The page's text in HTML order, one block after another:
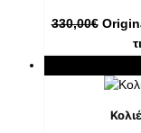
330,00€